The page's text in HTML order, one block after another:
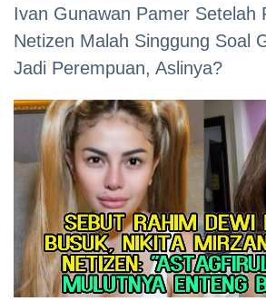
Ivan Gunawan Pamer Setelah
Netizen Malah Singgung Soal
Jadi Perempuan, Aslinya?